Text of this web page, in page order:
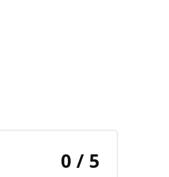
0 / 5